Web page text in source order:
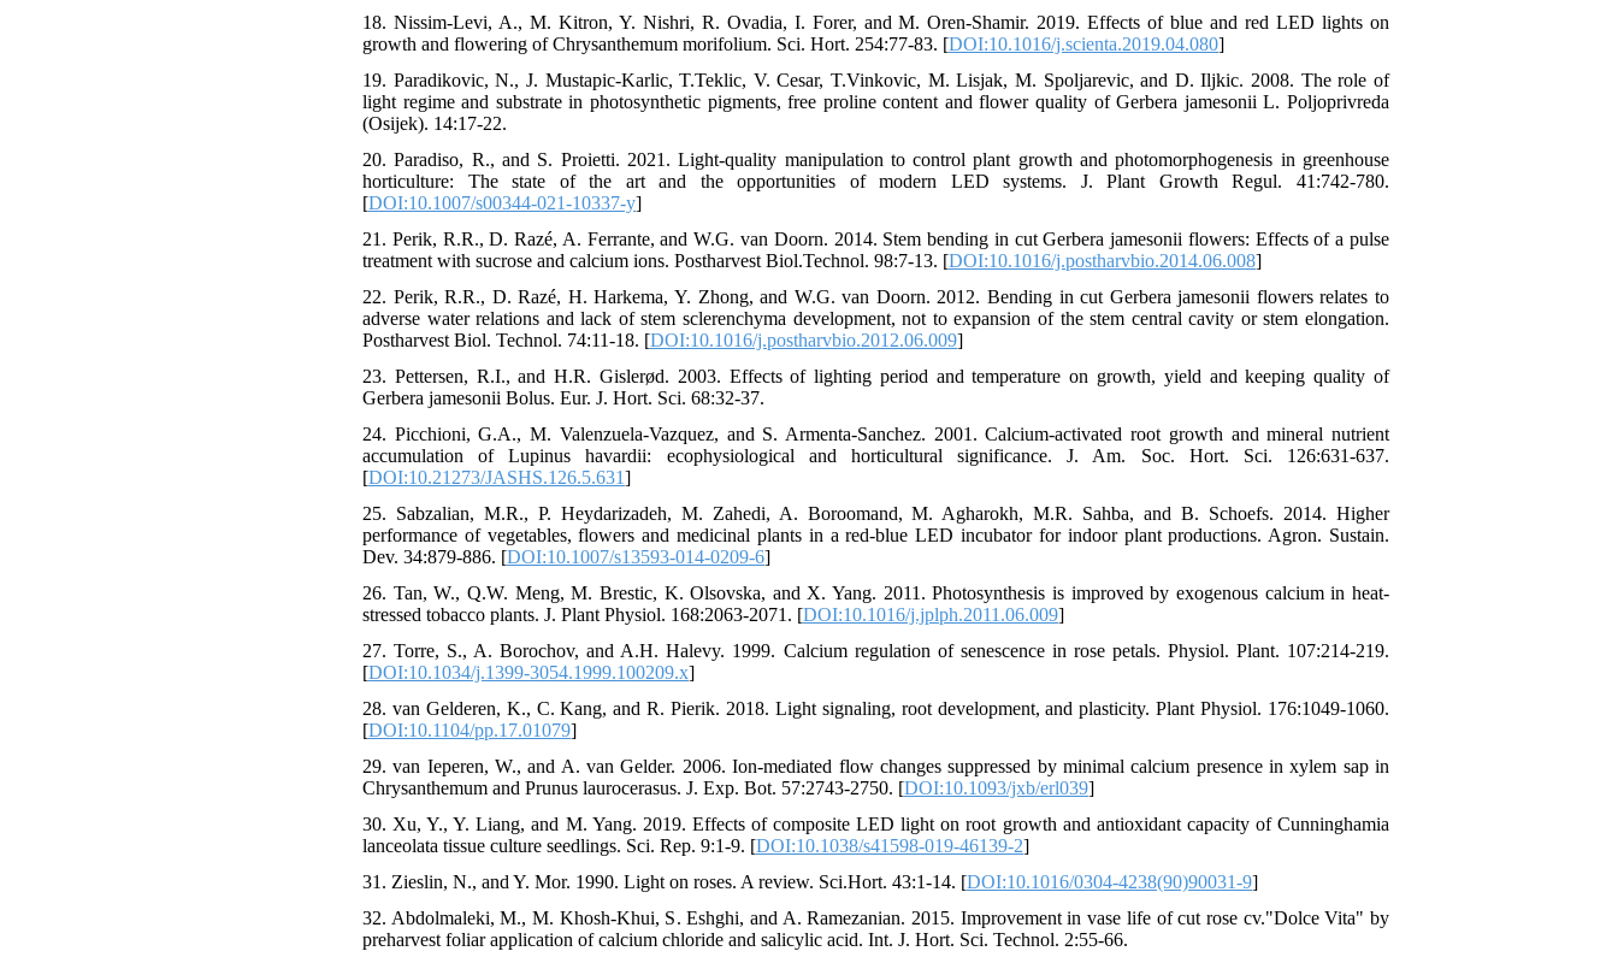
18. Nissim-Levi, A., M. Kitron, Y. Nishri, R. Ovadia, I. Forer, and M. Oren-Shamir. 2019. Effects of blue and red LED lights on
growth and flowering of Chrysanthemum morifolium. Sci. Hort. 254:77-83. [DOI:10.1016/j.scienta.2019.04.080]
19. Paradikovic, N., J. Mustapic-Karlic, T.Teklic, V. Cesar, T.Vinkovic, M. Lisjak, M. Spoljarevic, and D. Iljkic. 2008. The role of
light regime and substrate in photosynthetic pigments, free proline content and flower quality of Gerbera jamesonii L. Poljoprivreda
(Osijek). 14:17-22.
20. Paradiso, R., and S. Proietti. 2021. Light-quality manipulation to control plant growth and photomorphogenesis in greenhouse
horticulture: The state of the art and the opportunities of modern LED systems. J. Plant Growth Regul. 41:742-780.
[DOI:10.1007/s00344-021-10337-y]
21. Perik, R.R., D. Razé, A. Ferrante, and W.G. van Doorn. 2014. Stem bending in cut Gerbera jamesonii flowers: Effects of a pulse
treatment with sucrose and calcium ions. Postharvest Biol.Technol. 98:7-13. [DOI:10.1016/j.postharvbio.2014.06.008]
22. Perik, R.R., D. Razé, H. Harkema, Y. Zhong, and W.G. van Doorn. 2012. Bending in cut Gerbera jamesonii flowers relates to
adverse water relations and lack of stem sclerenchyma development, not to expansion of the stem central cavity or stem elongation.
Postharvest Biol. Technol. 74:11-18. [DOI:10.1016/j.postharvbio.2012.06.009]
23. Pettersen, R.I., and H.R. Gislerød. 2003. Effects of lighting period and temperature on growth, yield and keeping quality of
Gerbera jamesonii Bolus. Eur. J. Hort. Sci. 68:32-37.
24. Picchioni, G.A., M. Valenzuela-Vazquez, and S. Armenta-Sanchez. 2001. Calcium-activated root growth and mineral nutrient
accumulation of Lupinus havardii: ecophysiological and horticultural significance. J. Am. Soc. Hort. Sci. 126:631-637.
[DOI:10.21273/JASHS.126.5.631]
25. Sabzalian, M.R., P. Heydarizadeh, M. Zahedi, A. Boroomand, M. Agharokh, M.R. Sahba, and B. Schoefs. 2014. Higher
performance of vegetables, flowers and medicinal plants in a red-blue LED incubator for indoor plant productions. Agron. Sustain.
Dev. 34:879-886. [DOI:10.1007/s13593-014-0209-6]
26. Tan, W., Q.W. Meng, M. Brestic, K. Olsovska, and X. Yang. 2011. Photosynthesis is improved by exogenous calcium in heat-
stressed tobacco plants. J. Plant Physiol. 168:2063-2071. [DOI:10.1016/j.jplph.2011.06.009]
27. Torre, S., A. Borochov, and A.H. Halevy. 1999. Calcium regulation of senescence in rose petals. Physiol. Plant. 107:214-219.
[DOI:10.1034/j.1399-3054.1999.100209.x]
28. van Gelderen, K., C. Kang, and R. Pierik. 2018. Light signaling, root development, and plasticity. Plant Physiol. 176:1049-1060.
[DOI:10.1104/pp.17.01079]
29. van Ieperen, W., and A. van Gelder. 2006. Ion-mediated flow changes suppressed by minimal calcium presence in xylem sap in
Chrysanthemum and Prunus laurocerasus. J. Exp. Bot. 57:2743-2750. [DOI:10.1093/jxb/erl039]
30. Xu, Y., Y. Liang, and M. Yang. 2019. Effects of composite LED light on root growth and antioxidant capacity of Cunninghamia
lanceolata tissue culture seedlings. Sci. Rep. 9:1-9. [DOI:10.1038/s41598-019-46139-2]
31. Zieslin, N., and Y. Mor. 1990. Light on roses. A review. Sci.Hort. 43:1-14. [DOI:10.1016/0304-4238(90)90031-9]
32. Abdolmaleki, M., M. Khosh-Khui, S. Eshghi, and A. Ramezanian. 2015. Improvement in vase life of cut rose cv."Dolce Vita" by
preharvest foliar application of calcium chloride and salicylic acid. Int. J. Hort. Sci. Technol. 2:55-66.